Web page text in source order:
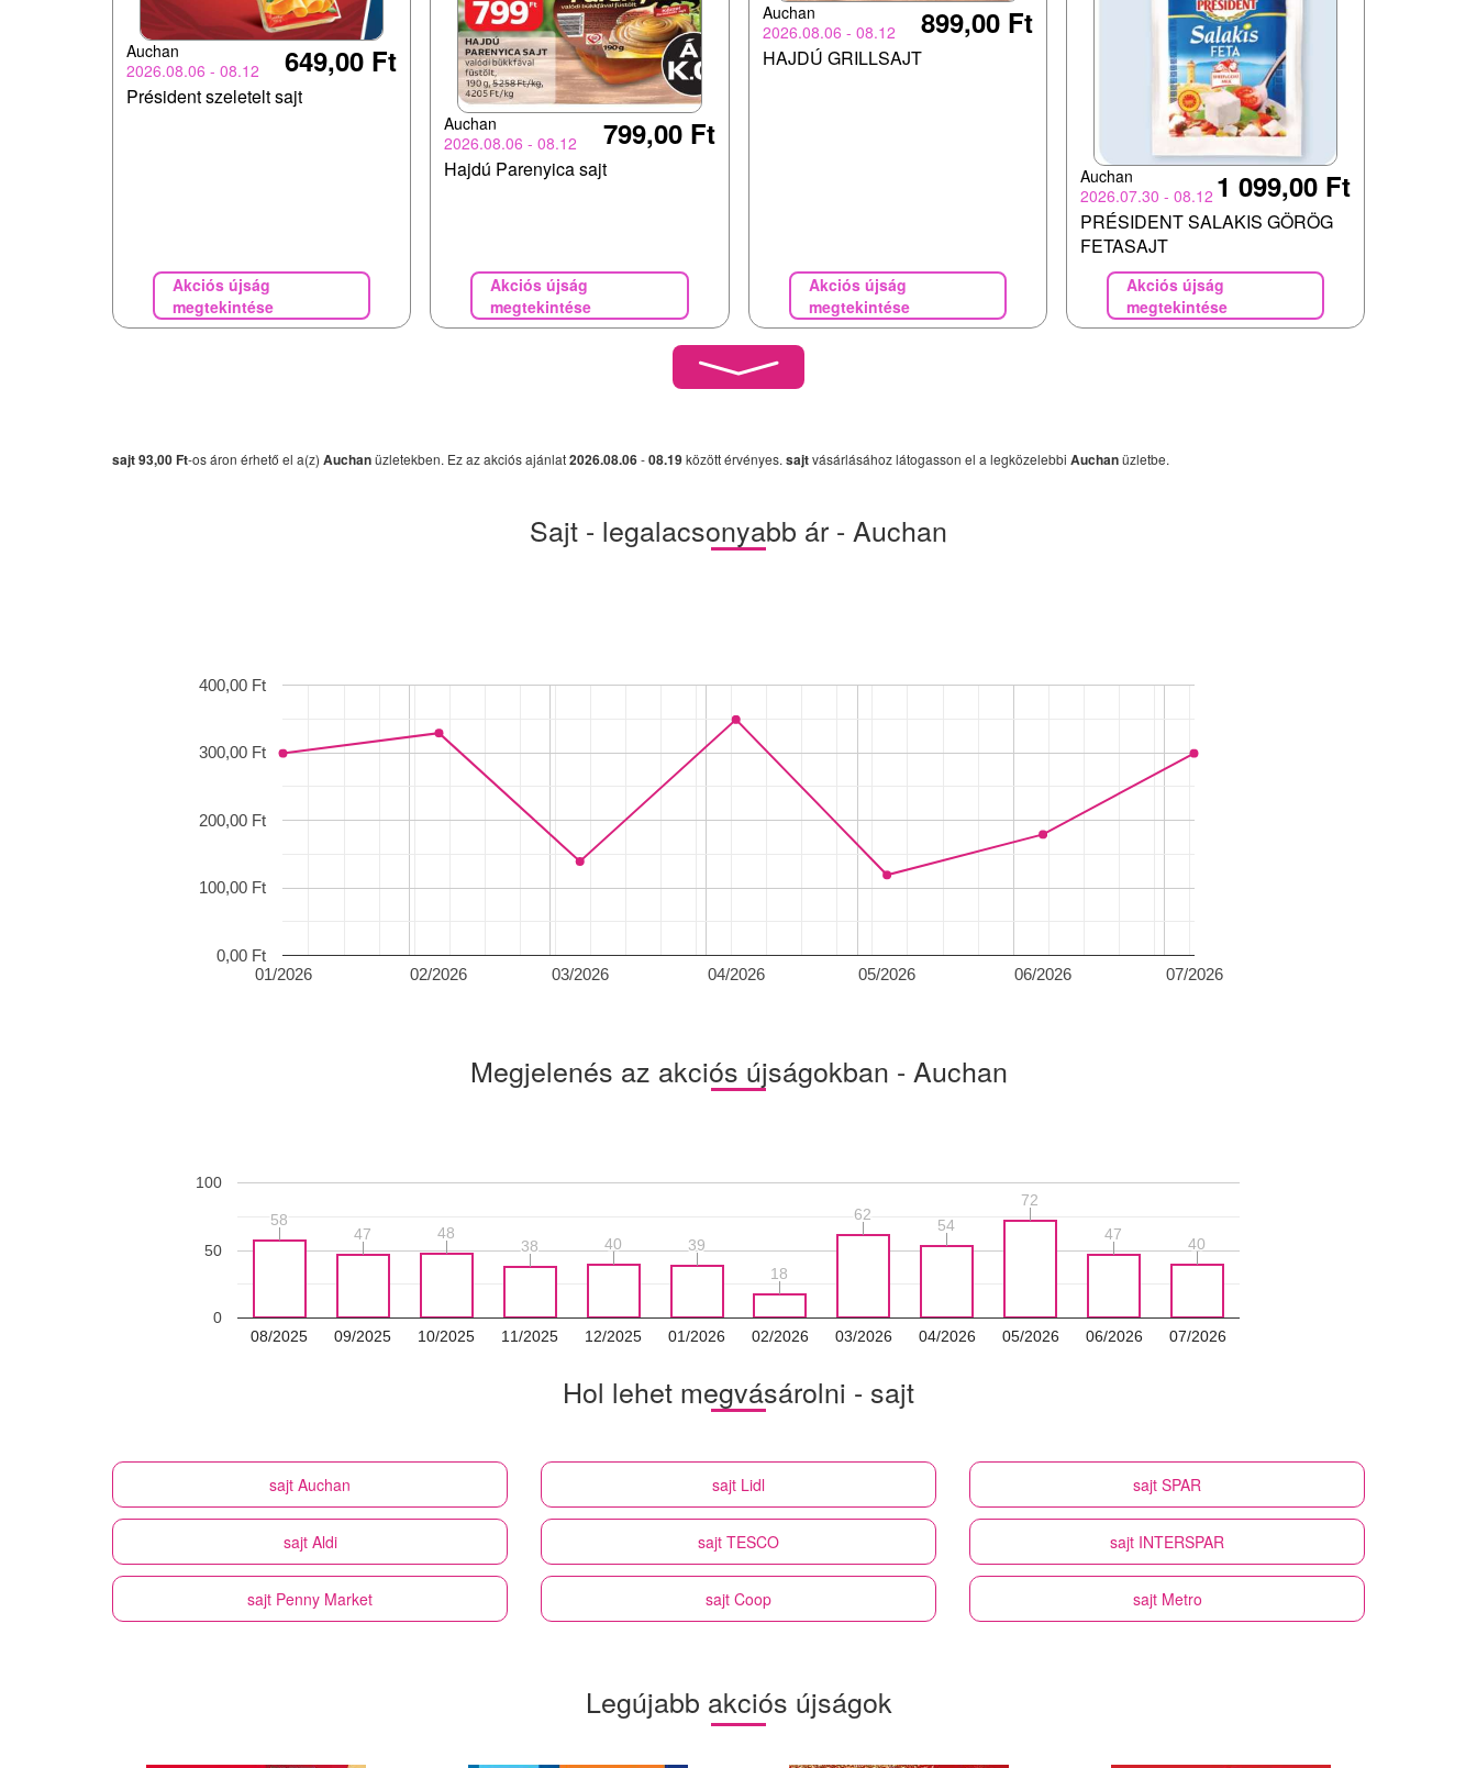
Auchan
2026.08.06 - 08.12
649,00 Ft
Président szeletelt sajt
Akciós újság
megtekintése
Auchan
2026.08.06 - 08.12
799,00 Ft
Hajdú Parenyica sajt
Akciós újság
megtekintése
Auchan
2026.08.06 - 08.12
899,00 Ft
HAJDÚ GRILLSAJT
Akciós újság
megtekintése
Auchan
2026.07.30 - 08.12 1 099,00 Ft
PRÉSIDENT SALAKIS GÖRÖG
FETASAJT
Akciós újság
megtekintése
sajt93,00 Ft-os áron érhető el a(z) Auchanüzletekben. Ez az akciós ajánlat2026.08.06-08.19között érvényes. sajtvásárlásához látogasson el a legközelebbi Auchanüzletbe.
Sajt - legalacsonyabb ár - Auchan
01/2026 02/2026 03/2026 04/2026 05/2026 06/2026 07/2026
0,00 Ft
100,00 Ft
200,00 Ft
300,00 Ft
400,00 Ft
Megjelenés az akciós újságokban - Auchan
08/2025 09/2025 10/2025 11/2025 12/2025 01/2026 02/2026 03/2026 04/2026 05/2026 06/2026 07/2026
0
50
100
58
58
47
47 48
48
38
38 40
40 39
39
18
18
62
62
54
54
72
72
47
47
40
40
Hol lehet megvásárolni - sajt
sajt Auchan sajt Lidl sajt SPAR
sajt Aldi sajt TESCO sajt INTERSPAR
sajt Penny Market sajt Coop sajt Metro
Legújabb akciós újságok